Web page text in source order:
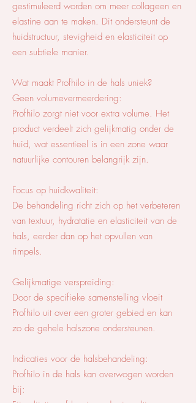
gestimuleerd worden om meer collageen en
elastine aan te maken. Dit ondersteunt de
huidstructuur, stevigheid en elasticiteit op
een subtiele manier.
Wat maakt Profhilo in de hals uniek?
Geen volumevermeerdering:
Profhilo zorgt niet voor extra volume. Het
product verdeelt zich gelijkmatig onder de
huid, wat essentieel is in een zone waar
natuurlijke contouren belangrijk zijn.
Focus op huidkwaliteit:
De behandeling richt zich op het verbeteren
van textuur, hydratatie en elasticiteit van de
hals, eerder dan op het opvullen van
rimpels.
Gelijkmatige verspreiding:
Door de specifieke samenstelling vloeit
Profhilo uit over een groter gebied en kan
zo de gehele halszone ondersteunen.
Indicaties voor de halsbehandeling:
Profhilo in de hals kan overwogen worden
bij: